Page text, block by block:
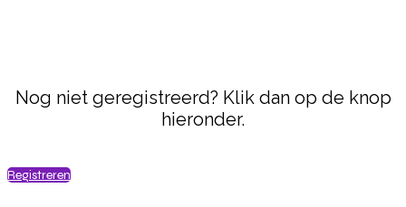
Nog niet geregistreerd? Klik dan op de knop
hieronder.
Registreren